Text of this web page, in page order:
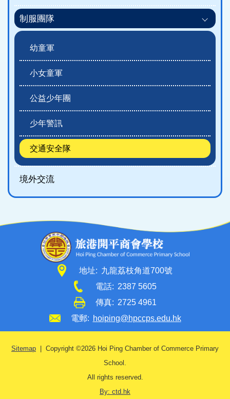
制服團隊
幼童軍
小女童軍
公益少年團
少年警訊
交通安全隊
境外交流
地址: 九龍荔枝角道700號
電話: 2387 5605
傳真: 2725 4961
電郵: hoiping@hpccps.edu.hk
Sitemap | Copyright ©2026 Hoi Ping Chamber of Commerce Primary
School.
All rights reserved.
By: ctd.hk